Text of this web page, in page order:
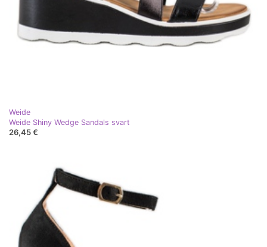
Weide
Weide Shiny Wedge Sandals svart
26,45 €